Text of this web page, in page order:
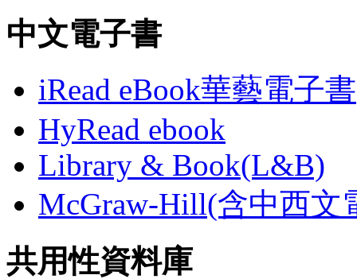
中文電子書
iRead eBook華藝電子書
HyRead ebook
Library & Book(L&B)
McGraw-Hill(含中西文
共用性資料庫